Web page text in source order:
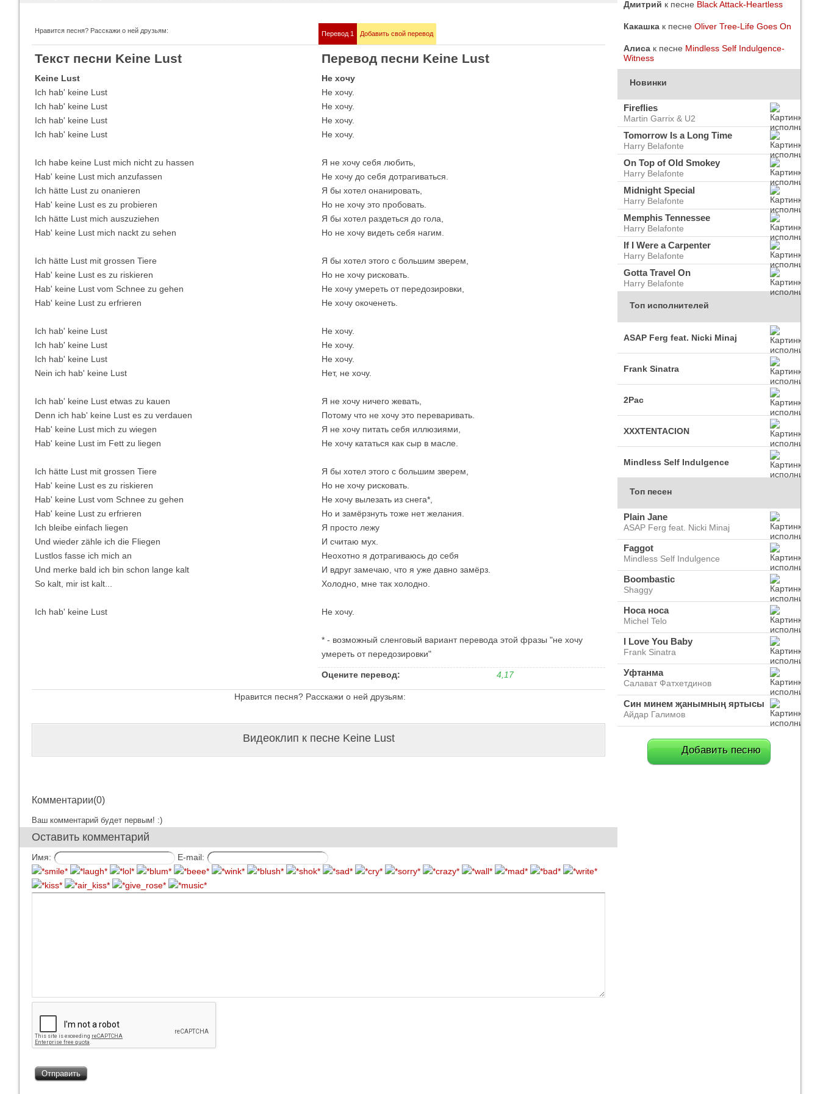
Imagine Dragons
Все песни
Demis Roussos
Все песни
Blind Guardian
Все песни
Нравится песня? Расскажи о ней друзьям:
Текст песни Keine Lust
Перевод 1 Добавить свой перевод
Перевод песни Keine Lust
Keine Lust
Ich hab' keine Lust
Ich hab' keine Lust
Ich hab' keine Lust
Ich hab' keine Lust
Ich habe keine Lust mich nicht zu hassen
Hab' keine Lust mich anzufassen
Ich hätte Lust zu onanieren
Hab' keine Lust es zu probieren
Ich hätte Lust mich auszuziehen
Hab' keine Lust mich nackt zu sehen
Ich hätte Lust mit grossen Tiere
Hab' keine Lust es zu riskieren
Hab' keine Lust vom Schnee zu gehen
Hab' keine Lust zu erfrieren
Ich hab' keine Lust
Ich hab' keine Lust
Ich hab' keine Lust
Nein ich hab' keine Lust
Ich hab' keine Lust etwas zu kauen
Denn ich hab' keine Lust es zu verdauen
Hab' keine Lust mich zu wiegen
Hab' keine Lust im Fett zu liegen
Ich hätte Lust mit grossen Tiere
Hab' keine Lust es zu riskieren
Hab' keine Lust vom Schnee zu gehen
Hab' keine Lust zu erfrieren
Ich bleibe einfach liegen
Und wieder zähle ich die Fliegen
Lustlos fasse ich mich an
Und merke bald ich bin schon lange kalt
So kalt, mir ist kalt...
Ich hab' keine Lust
Не хочу
Не хочу.
Не хочу.
Не хочу.
Не хочу.
Я не хочу себя любить,
Не хочу до себя дотрагиваться.
Я бы хотел онанировать,
Но не хочу это пробовать.
Я бы хотел раздеться до гола,
Но не хочу видеть себя нагим.
Я бы хотел этого с большим зверем,
Но не хочу рисковать.
Не хочу умереть от передозировки,
Не хочу окоченеть.
Не хочу.
Не хочу.
Не хочу.
Нет, не хочу.
Я не хочу ничего жевать,
Потому что не хочу это переваривать.
Я не хочу питать себя иллюзиями,
Не хочу кататься как сыр в масле.
Я бы хотел этого с большим зверем,
Но не хочу рисковать.
Не хочу вылезать из снега*,
Но и замёрзнуть тоже нет желания.
Я просто лежу
И считаю мух.
Неохотно я дотрагиваюсь до себя
И вдруг замечаю, что я уже давно замёрз.
Холодно, мне так холодно.
Не хочу.
* - возможный сленговый вариант перевода этой фразы "не хочу
умереть от передозировки"
Оцените перевод: 4,17
Нравится песня? Расскажи о ней друзьям:
Видеоклип к песне Keine Lust
Комментарии(0)
Ваш комментарий будет первым! :)
Оставить комментарий
Имя: E-mail:
Дмитрий к песне Black Attack-Heartless
Какашка к песне Oliver Tree-Life Goes On
Алиса к песне Mindless Self Indulgence-
Witness
Новинки
Fireflies
Martin Garrix & U2
Tomorrow Is a Long Time
Harry Belafonte
On Top of Old Smokey
Harry Belafonte
Midnight Special
Harry Belafonte
Memphis Tennessee
Harry Belafonte
If I Were a Carpenter
Harry Belafonte
Gotta Travel On
Harry Belafonte
Топ исполнителей
ASAP Ferg feat. Nicki Minaj
Frank Sinatra
2Pac
XXXTENTACION
Mindless Self Indulgence
Топ песен
Plain Jane
ASAP Ferg feat. Nicki Minaj
Faggot
Mindless Self Indulgence
Boombastic
Shaggy
Носа носа
Michel Telo
I Love You Baby
Frank Sinatra
Уфтанма
Салават Фатхетдинов
Син минем җанымның яртысы
Айдар Галимов
Добавить песню